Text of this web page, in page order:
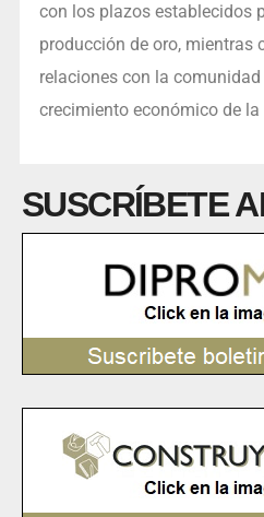
con los plazos establecidos
producción de oro, mientras
relaciones con la
crecimiento económico de la
SUSCRÍBETE